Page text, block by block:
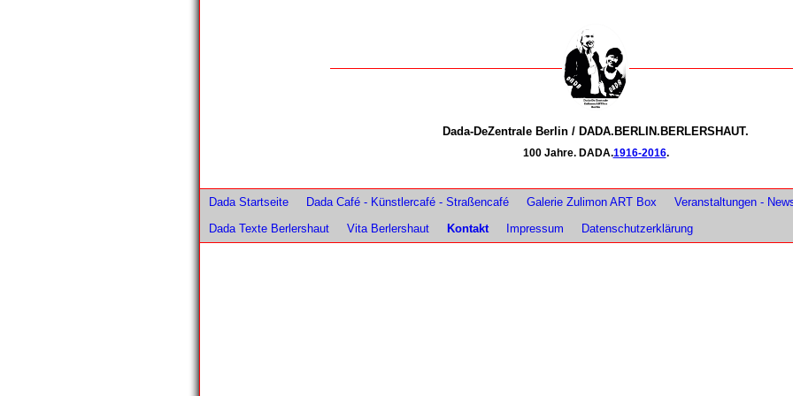
Dada-DeZentrale Berlin / DADA.BERLIN.BERLERSHAUT.
100 Jahre. DADA.1916-2016.
Dada Startseite Dada Café - Künstlercafé - Straßencafé Galerie Zulimon ART Box Veranstaltungen -
Dada Texte Berlershaut
Vita Berlershaut Kontakt Impressum Datenschutzerklärung